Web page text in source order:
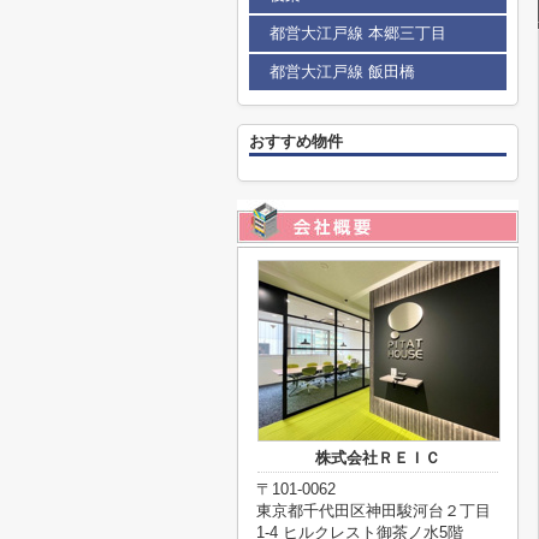
都営大江戸線 本郷三丁目
都営大江戸線 飯田橋
おすすめ物件
株式会社ＲＥＩＣ
〒101-0062
東京都千代田区神田駿河台２丁目
1-4 ヒルクレスト御茶ノ水5階